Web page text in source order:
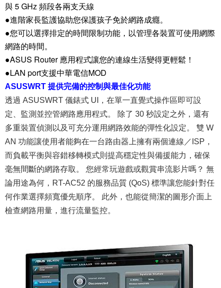
與 5 GHz 頻段各兩支天線
●進階家長監護協助您保護孩子免於網路成癮。
●您可以選擇排定的時間限制功能，以管理各裝置可使用網際
網路的時間。
●ASUS Router 應用程式讓您的連線生活變得更輕鬆！
●LAN port支援中華電信MOD
ASUSWRT 提供完備的控制與最佳化功能
透過 ASUSWRT 儀錶式 UI，在單一直覺式操作區即可設
定、監測並控管網路應用程式。 除了 30 秒設定之外，還有
多重裝置偵測以及可充分運用網路效能的彈性化設定。 雙 W
AN 功能讓使用者能夠在一台路由器上擁有兩個連線／ISP，
而負載平衡與容錯移轉模式則提高穩定性與備援能力，確保
毫無間斷的網路存取。 您經常玩遊戲或觀賞串流影片嗎？ 無
論用途為何，RT-AC52 的服務品質 (QoS) 標準讓您能針對任
何作業選擇頻寬優先順序。 此外，也能從簡潔的圖形介面上
檢查網路用量，進行流量監控。